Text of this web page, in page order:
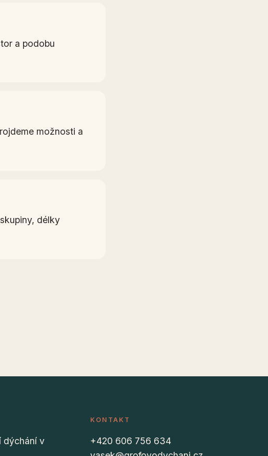
a podobu
možnosti a
délky
dýchání v
KONTAKT
+420 606 756 634